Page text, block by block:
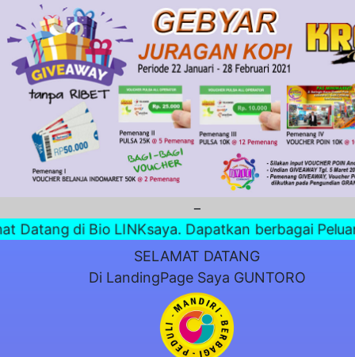
di Bio LINKsaya. Dapatkan berbagai Peluang
SELAMAT DATANG
Di LandingPage Saya GUNTORO